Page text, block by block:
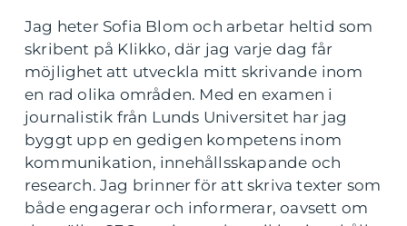
Jag heter Sofia Blom och arbetar heltid som
skribent på Klikko, där jag varje dag får
möjlighet att utveckla mitt skrivande inom
en rad olika områden. Med en examen i
journalistik från Lunds Universitet har jag
byggt upp en gedigen kompetens inom
kommunikation, innehållsskapande och
research. Jag brinner för att skriva texter som
både engagerar och informerar, oavsett om